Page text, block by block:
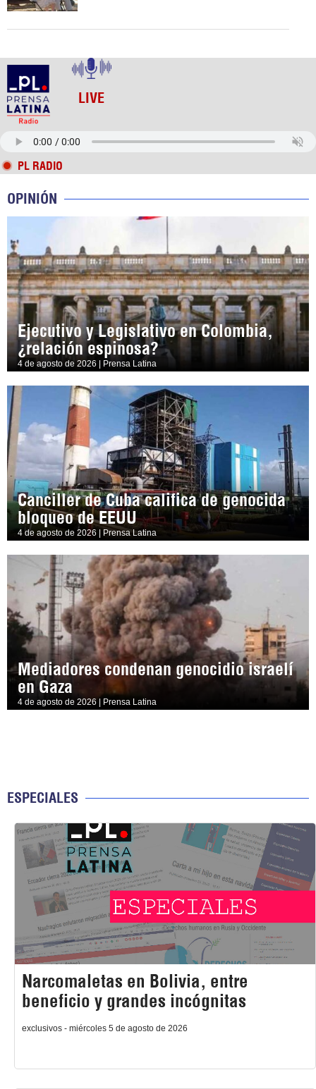
LIVE
PL RADIO
OPINIÓN
Ejecutivo y Legislativo en Colombia,
¿relación espinosa?
4 de agosto de 2026 | Prensa Latina
Canciller de Cuba califica de genocida
bloqueo de EEUU
4 de agosto de 2026 | Prensa Latina
Mediadores condenan genocidio israelí
en Gaza
4 de agosto de 2026 | Prensa Latina
ESPECIALES
Narcomaletas en Bolivia, entre
beneficio y grandes incógnitas
exclusivos - miércoles 5 de agosto de 2026